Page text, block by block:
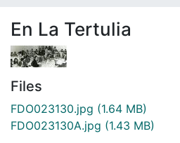
En La Tertulia
Files
FDO023130.jpg (1.64 MB)
FDO023130A.jpg (1.43 MB)